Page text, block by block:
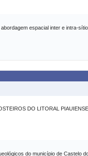
espacial inter e intra-
DO LITORAL PIAUIENSE
do município de Castelo